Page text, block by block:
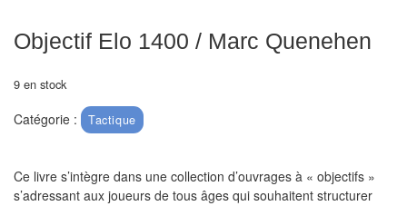
Pendules
Echiquier
pour
aveugles
Logiciels
Objectif Elo 1400 / Marc Quenehen
9 en stock
Catégorie : Tactique
Ce livre s’intègre dans une collection d’ouvrages à « objectifs »
s’adressant aux joueurs de tous âges qui souhaitent structurer